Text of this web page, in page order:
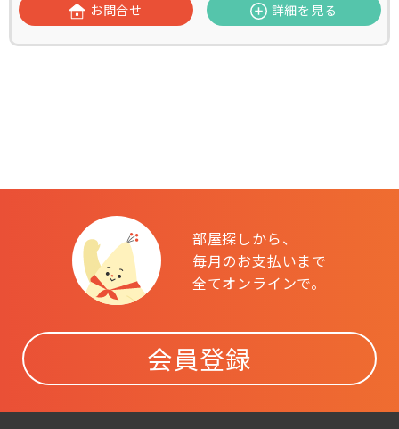
お問合せ 詳細を見る
部屋探しから、
毎月のお支払いまで
全てオンラインで。
会員登録